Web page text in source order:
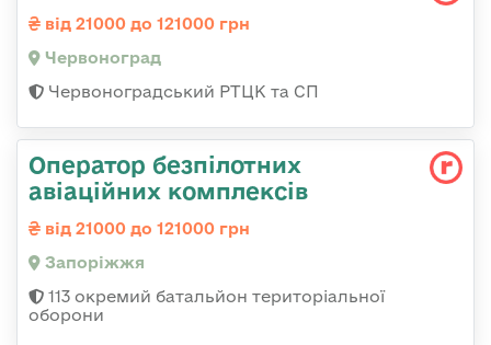
від 21000 до 121000 грн
Червоноград
Червоноградський РТЦК та СП
Оператор безпілотних
авіаційних комплексів
від 21000 до 121000 грн
Запоріжжя
113 окремий батальйон територіальної
оборони